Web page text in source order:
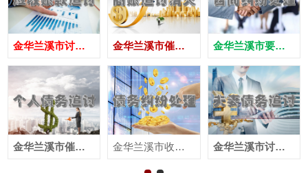
金华兰溪市讨债公司
金华兰溪市催收公司
金华兰溪市催债公司
金华兰溪市收账公司
金华兰溪市要账公司
金华兰溪市讨账公司